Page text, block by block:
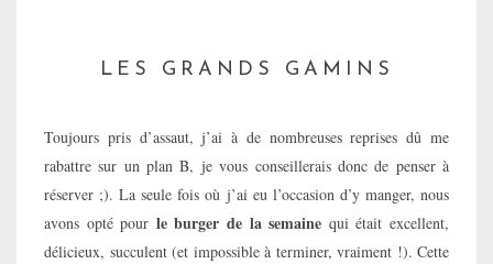
LES GRANDS GAMINS
Toujours pris d’assaut, j’ai à de nombreuses reprises dû me
rabattre sur un plan B, je vous conseillerais donc de penser à
réserver ;). La seule fois où j’ai eu l’occasion d’y manger, nous
avons opté pour le burger de la semaine qui était excellent,
délicieux, succulent (et impossible à terminer, vraiment !). Cette